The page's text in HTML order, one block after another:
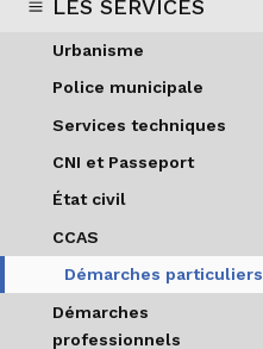
LES SERVICES
Urbanisme
Police municipale
Services techniques
CNI et Passeport
État civil
CCAS
Démarches particuliers
Démarches
professionnels